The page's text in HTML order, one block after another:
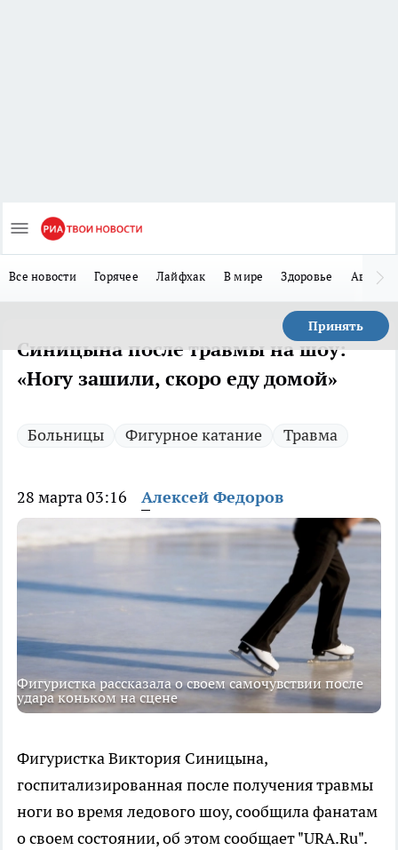
Все новости Горячее Лайфхак В мире Здоровье Авто
Принять
Синицына после травмы на шоу:
«Ногу зашили, скоро еду домой»
Больницы Фигурное катание Травма
28 марта 03:16 Алексей Федоров
Фигуристка рассказала о своем самочувствии после
удара коньком на сцене
Фигуристка Виктория Синицына,
госпитализированная после получения травмы
ноги во время ледового шоу, сообщила фанатам
о своем состоянии, об этом сообщает "URA.Ru".